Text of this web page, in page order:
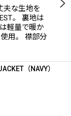
夫な生地を
。 裏地は
軽量で暖か
用。 襟部分
（NAVY）